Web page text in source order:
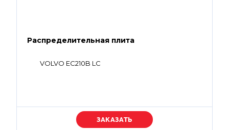
Распределительная плита
VOLVO EC210B LC
Уточняйте цену